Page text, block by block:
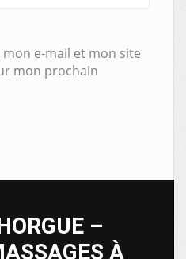
e-mail et mon site
mon prochain
–
À